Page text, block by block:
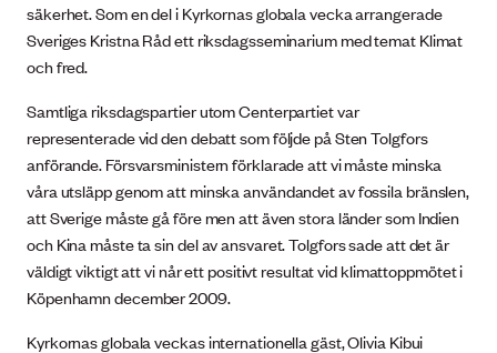
säkerhet. Som en del i Kyrkornas globala vecka arrangerade
Sveriges Kristna Råd ett riksdagsseminarium med temat Klimat
och fred.
Samtliga riksdagspartier utom Centerpartiet var
representerade vid den debatt som följde på Sten Tolgfors
anförande. Försvarsministern förklarade att vi måste minska
våra utsläpp genom att minska användandet av fossila bränslen,
att Sverige måste gå före men att även stora länder som Indien
och Kina måste ta sin del av ansvaret. Tolgfors sade att det är
väldigt viktigt att vi når ett positivt resultat vid klimattoppmötet i
Köpenhamn december 2009.
Kyrkornas globala veckas internationella gäst, Olivia Kibui